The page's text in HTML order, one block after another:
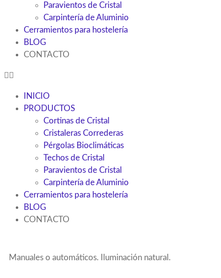
Paravientos de Cristal
Carpintería de Aluminio
Cerramientos para hostelería
BLOG
CONTACTO
INICIO
PRODUCTOS
Cortinas de Cristal
Cristaleras Correderas
Pérgolas Bioclimáticas
Techos de Cristal
Paravientos de Cristal
Carpintería de Aluminio
Cerramientos para hostelería
BLOG
CONTACTO
Manuales o automáticos. Iluminación natural.